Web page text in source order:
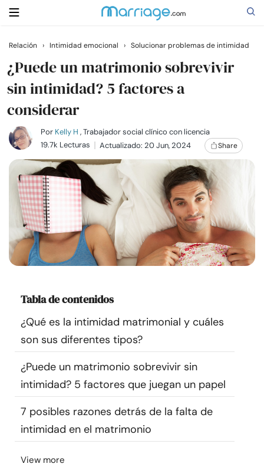
Buscar
Casarse
Relaciones
Familia
Ayuda
Cursos
Encuentra un terapeuta
Idioma
Sobre nosotros Contáctanos Escríbenos
nosotros
© Copyright 2026. Todos los derechos reservados.
Relación › Intimidad emocional › Solucionar problemas de intimidad
¿Puede un matrimonio sobrevivir
sin intimidad? 5 factores a
considerar
Por Kelly H , Trabajador social clínico con licencia
19.7k Lecturas
Actualizado: 20 Jun, 2024 Share
Tabla de contenidos
¿Qué es la intimidad matrimonial y cuáles
son sus diferentes tipos?
¿Puede un matrimonio sobrevivir sin
intimidad? 5 factores que juegan un papel
7 posibles razones detrás de la falta de
intimidad en el matrimonio
View more